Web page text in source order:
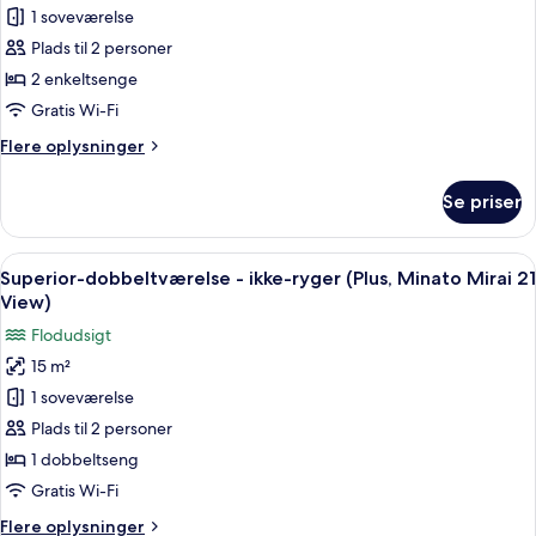
(Plus)
Standardværelse
med
2
enkeltsenge
ikke-
1 soveværelse
Plads til 2 personer
2 enkeltsenge
Gratis Wi-Fi
Flere oplysninger
Flere
med
enkeltsenge
-
ryger
Se priser
Indlæs
alle
billeder
af
Superior-
dobbeltværelse
-
ikke-
ryger
Et hotelværelse med en stor seng,
4
Superior-dobbeltværelse - ikke-ryger (Plus, Minato Mirai 21
View)
Flodudsigt
15 m²
1 soveværelse
Plads til 2 personer
1 dobbeltseng
Gratis Wi-Fi
Flere oplysninger
Flere